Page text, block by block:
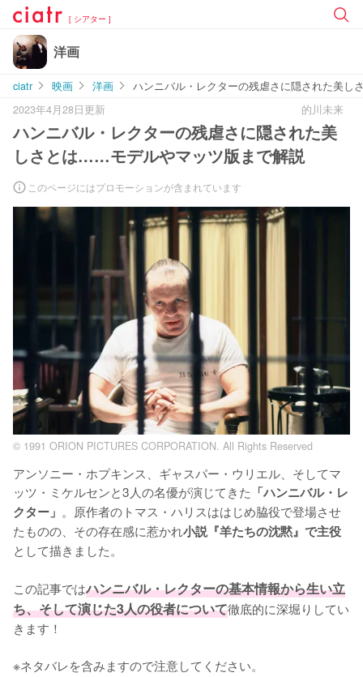
[ シアター ]
洋画
ciatr 映画 洋画
ハンニバル・レクターの残虐さに隠された美
2023年4月28日更新
的川未来
ハンニバル・レクターの残虐さに隠された美
しさとは……モデルやマッツ版まで解説
このページにはプロモーションが含まれています
© 1991 ORION PICTURES CORPORATION. All Rights Reserved
アンソニー・ホプキンス、ギャスパー・ウリエル、そしてマ
ッツ・ミケルセンと3人の名優が演じてきた 「ハンニバル・レ
クター」 。原作者のトマス・ハリスははじめ脇役で登場させ
たものの、その存在感に惹かれ小説『羊たちの沈黙』で主役
として描きました。
この記事ではハンニバル・レクターの基本情報から生い立
ち、そして演じた3人の役者について徹底的に深堀りしてい
きます！
※ネタバレを含みますので注意してください。